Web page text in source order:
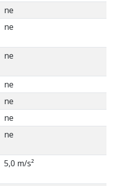
ne
ne
ne
ne
ne
ne
ne
5,0 m/s²